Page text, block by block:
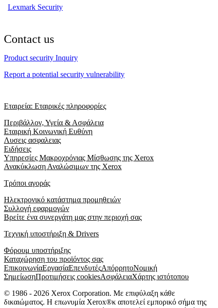
Lexmark Security
Contact us
Product security Inquiry
Report a potential security vulnerability
Εταιρεία: Εταιρικές πληροφορίες
Περιβάλλον, Υγεία & Ασφάλεια
Εταιρική Κοινωνική Ευθύνη
Λυσεις ασφαλειας
Ειδήσεις
Υπηρεσίες Μακροχρόνιας Μίσθωσης της Xerox
Ανακύκλωση Αναλώσιμων της Xerox
Τρόποι αγοράς
Ηλεκτρονικό κατάστημα προμηθειών
Συλλογή εφαρμογών
Βρείτε ένα συνεργάτη μας στην περιοχή σας
Τεχνική υποστήριξη & Drivers
Φόρουμ υποστήριξης
Καταχώρηση του προϊόντος σας
ΕπικοινωνίαΕργασίαΕπενδυτέςΑπόρρητοΝομική
ΣημείωσηΠροτιμήσεις cookiesΑσφάλειαΧάρτης ιστότοπου
© 1986 - 2026 Xerox Corporation. Με επιφύλαξη κάθε
δικαιώματος. Η επωνυμία Xerox®κ αποτελεί εμπορικό σήμα της